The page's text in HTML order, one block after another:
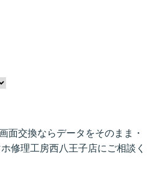
面交換ならデータをそのまま・
修理工房西八王子店にご相談く